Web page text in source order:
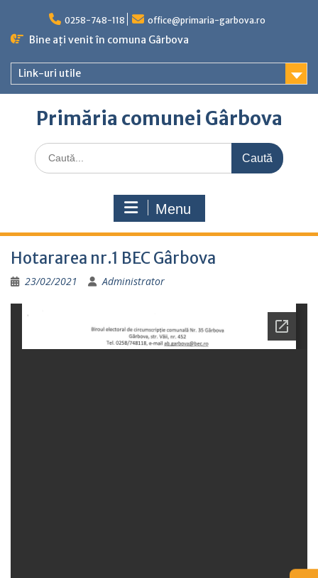
content
0258-748-118 office@primaria-garbova.ro
Bine ați venit în comuna Gârbova
Link-uri utile
Primăria comunei Gârbova
Caută
for:
Menu
Hotararea nr.1 BEC Gârbova
23/02/2021 Administrator